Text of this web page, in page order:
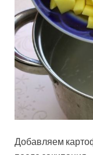
Добавляем